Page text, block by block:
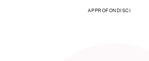
APPROFONDISCI